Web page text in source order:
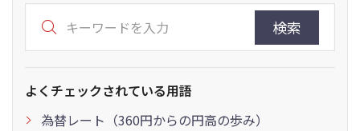
検索
よくチェックされている用語
為替レート（360円からの円高の歩み）